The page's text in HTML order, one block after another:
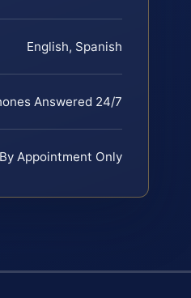
English, Spanish
Answered 24/7
By Appointment Only